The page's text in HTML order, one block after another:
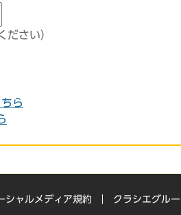
ださい）
ちら
シャルメディア規約 クラシエグル